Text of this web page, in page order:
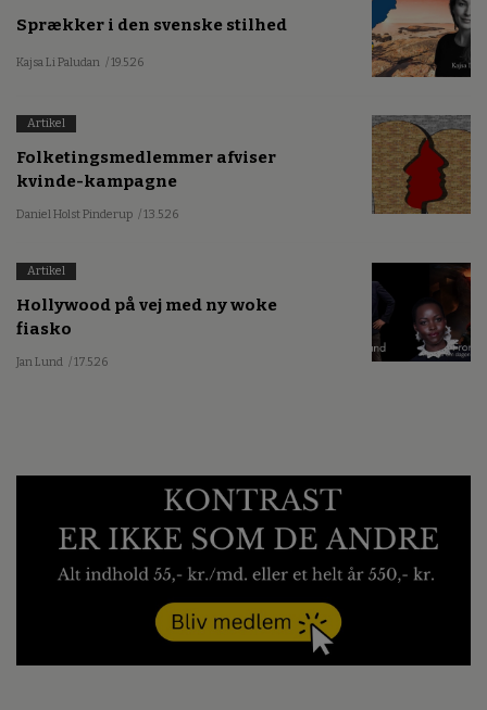
Sprækker i den svenske stilhed
Kajsa Li Paludan / 19.5.26
Artikel
Folketingsmedlemmer afviser
kvinde-kampagne
Daniel Holst Pinderup / 13.5.26
Artikel
Hollywood på vej med ny woke
fiasko
Jan Lund / 17.5.26